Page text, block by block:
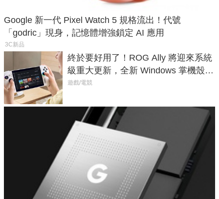
Google 新一代 Pixel Watch 5 規格流出！代號
「godric」現身，記憶體增強鎖定 AI 應用
3C新品
終於要好用了！ROG Ally 將迎來系統
級重大更新，全新 Windows 掌機殼模
式讓操作就像 Xbox 一樣順暢
遊戲/電競